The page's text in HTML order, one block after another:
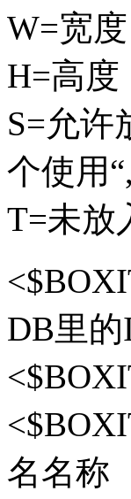
W=宽度
H=高度
S=允许
个使用
T=未放
DB里
名名称